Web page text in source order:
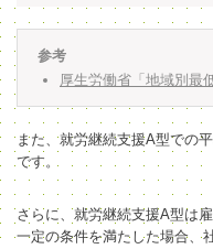
参考
厚生労働省「地域別最
また、就労継続支援A型での
です。
さらに、就労継続支援A型は
一定の条件を満たした場合、